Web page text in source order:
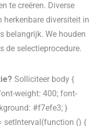
te creëren. Diverse
herkenbare diversiteit in
belangrijk. We houden
de selectieprocedure.
Solliciteer body {
weight: 400; font-
#f7efe3; }
setInterval(function () {